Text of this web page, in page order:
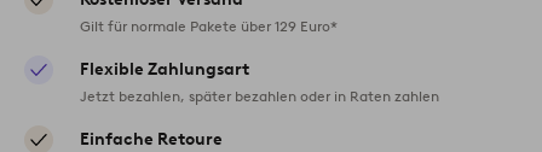
Gilt für normale Pakete über 129 Euro*
Flexible Zahlungsart
Jetzt bezahlen, später bezahlen oder in Raten zahlen
Einfache Retoure